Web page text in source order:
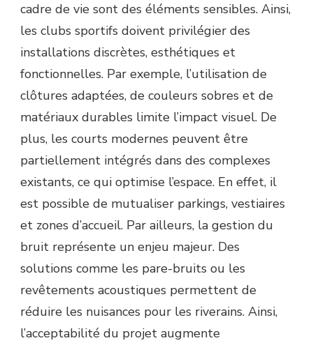
cadre de vie sont des éléments sensibles. Ainsi,
les clubs sportifs doivent privilégier des
installations discrètes, esthétiques et
fonctionnelles. Par exemple, l’utilisation de
clôtures adaptées, de couleurs sobres et de
matériaux durables limite l’impact visuel. De
plus, les courts modernes peuvent être
partiellement intégrés dans des complexes
existants, ce qui optimise l’espace. En effet, il
est possible de mutualiser parkings, vestiaires
et zones d’accueil. Par ailleurs, la gestion du
bruit représente un enjeu majeur. Des
solutions comme les pare-bruits ou les
revêtements acoustiques permettent de
réduire les nuisances pour les riverains. Ainsi,
l’acceptabilité du projet augmente